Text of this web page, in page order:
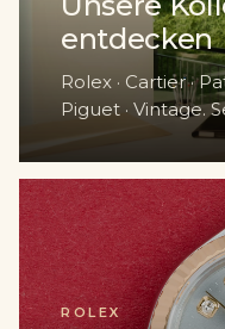
entdecken
Rolex · Cartier ·
Piguet · Vintage.
ROLEX